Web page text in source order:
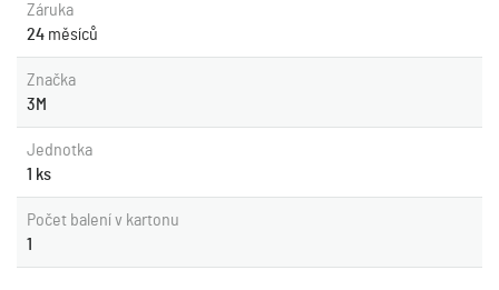
Záruka
24 měsíců
Značka
3M
Jednotka
1 ks
Počet balení v kartonu
1